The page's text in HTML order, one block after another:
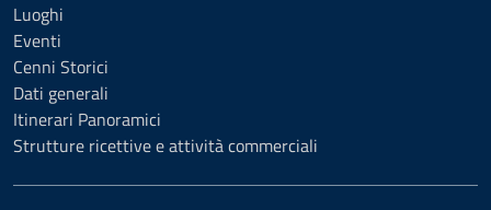
Luoghi
Eventi
Cenni Storici
Dati generali
Itinerari Panoramici
Strutture ricettive e attività commerciali